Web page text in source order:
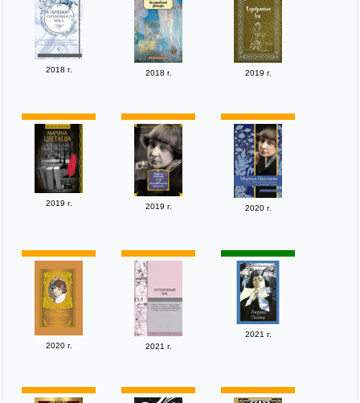
2018 г. 2018 г. 2019 г.
2019 г. 2019 г. 2020 г.
2020 г. 2021 г.
2021 г.